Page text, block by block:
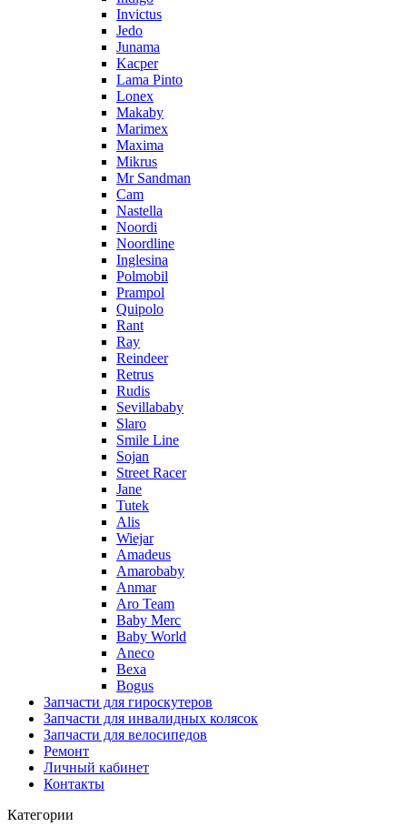
Invictus
Jedo
Junama
Kacper
Lama Pinto
Lonex
Makaby
Marimex
Maxima
Mikrus
Mr Sandman
Cam
Nastella
Noordi
Noordline
Inglesina
Polmobil
Prampol
Quipolo
Rant
Ray
Reindeer
Retrus
Rudis
Sevillababy
Slaro
Smile Line
Sojan
Street Racer
Jane
Tutek
Alis
Wiejar
Amadeus
Amarobaby
Anmar
Aro Team
Baby Merc
Baby World
Aneco
Bexa
Bogus
Запчасти для гироскутеров
Запчасти для инвалидных колясок
Запчасти для велосипедов
Ремонт
Личный кабинет
Контакты
Категории